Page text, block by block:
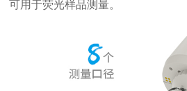
可用于荧光样品测量。